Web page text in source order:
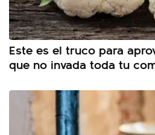
Este es el truco para
que no invada toda tu